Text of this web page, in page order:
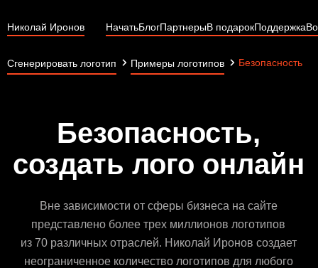
Николай Иронов НачатьБлогПартнерыВ подарокПоддержка
Сгенерировать логотип Примеры логотипов Безопасность
Безопасность,
создать лого онлайн
Вне зависимости от сферы бизнеса на сайте
представлено более трех миллионов логотипов
из 70 различных отраслей. Николай Иронов создает
неограниченное количество логотипов для любого